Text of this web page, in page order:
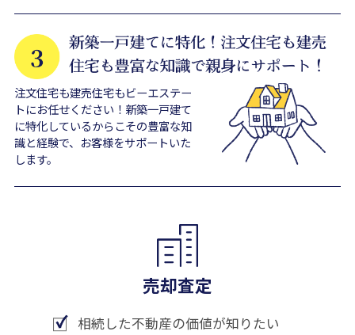
注文住宅も建売住宅もビーエステー
トにお任せください！新築一戸建て
に特化しているからこその豊富な知
識と経験で、お客様をサポートいた
します。
売却査定
相続した不動産の価値が知りたい